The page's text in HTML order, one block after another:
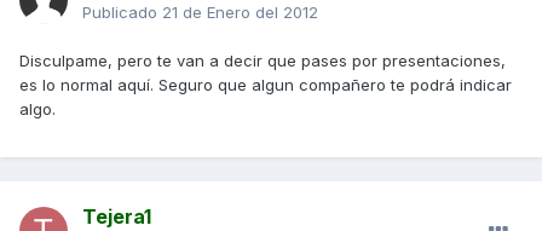
Publicado 21 de Enero del 2012
Disculpame, pero te van a decir que pases por presentaciones,
es lo normal aquí. Seguro que algun compañero te podrá indicar
algo.
Tejera1